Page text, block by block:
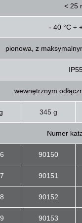
< 25
- 40 °C ÷
pionowa, z
wewnętrznym
345 g
Numer
90150
90151
90152
90153